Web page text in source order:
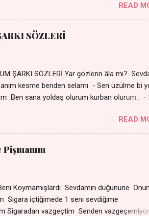
min Teng e nefes im Adını sayıklar
READ
SÖZLERİ
ŞARKI SÖZLERİ Yar gözlerin âla mı?
kesme benden selamı - Sen üzülme bi
Ben sana yoldaş olurum kurban olurum.. -
gözlerin kara mı? Şu cefalar reva mı?
mı? - Sen üzülme bi yol bulurum İste
kurban olurum.. - Sen gülümse bi yol
Ben sana sevda olurum kurban olurum Can
READ
Koymamışlardı Sevdamın düğününe
Sigara içtiğimede 1 seni
Sigaradan vazgeçtim Senden